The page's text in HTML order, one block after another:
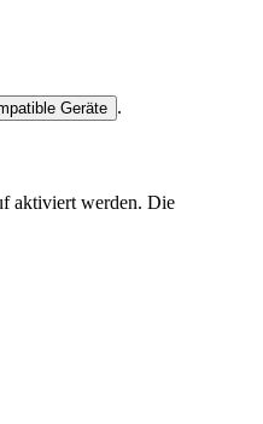
Geräte .
aktiviert werden. Die